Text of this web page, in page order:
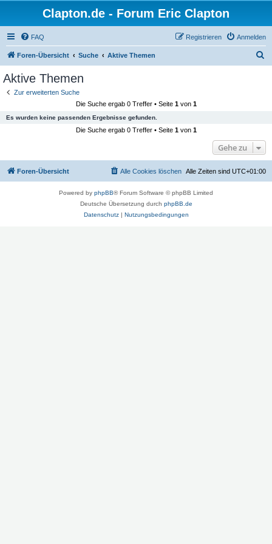
Clapton.de - Forum Eric Clapton
FAQ Anmelden
Registrieren
Foren-Übersicht Suche Aktive Themen
Aktive Themen
Zur erweiterten Suche
Die Suche ergab 0 Treffer • Seite 1von 1
Es wurden keine passenden Ergebnisse gefunden.
Die Suche ergab 0 Treffer • Seite 1von 1
Gehe zu
Foren-Übersicht Alle Zeiten sind UTC+01:00
Alle Cookies löschen
Powered by phpBB® Forum Software © phpBB Limited
Deutsche Übersetzung durch phpBB.de
Datenschutz| Nutzungsbedingungen